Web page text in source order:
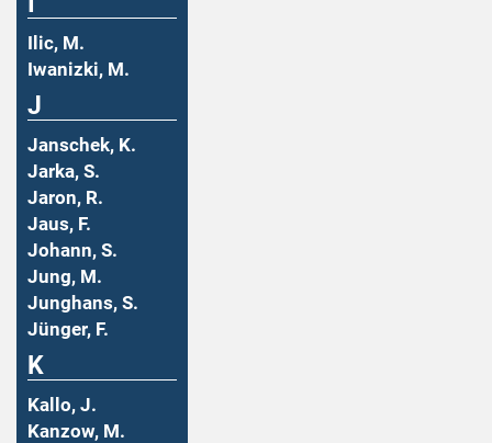
Ilic, M.
Iwanizki, M.
J
Janschek, K.
Jarka, S.
Jaron, R.
Jaus, F.
Johann, S.
Jung, M.
Junghans, S.
Jünger, F.
K
Kallo, J.
Kanzow, M.